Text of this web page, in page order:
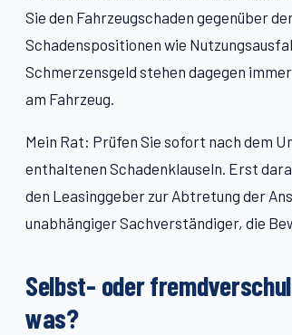
Sie den Fahrzeugschaden gegenüber
Schadenspositionen wie
Schmerzensgeld stehen dagegen
am Fahrzeug.
Mein Rat: Prüfen Sie sofort nach dem
enthaltenen Schadenklauseln. Erst
den Leasinggeber zur Abtretung der
unabhängiger Sachverständiger, die
Selbst- oder
was?